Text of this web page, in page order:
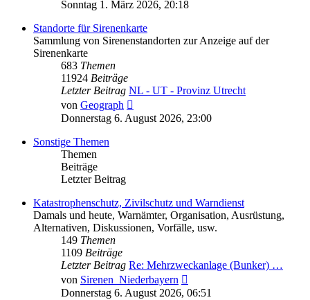
Sonntag 1. März 2026, 20:18
Standorte für Sirenenkarte
Sammlung von Sirenenstandorten zur Anzeige auf der
Sirenenkarte
683 Themen
11924 Beiträge
Letzter Beitrag NL - UT - Provinz Utrecht
von Geograph
Beitrag
Donnerstag 6. August 2026, 23:00
Sonstige Themen
Themen
Beiträge
Letzter Beitrag
Katastrophenschutz, Zivilschutz und Warndienst
Damals und heute, Warnämter, Organisation, Ausrüstung,
Alternativen, Diskussionen, Vorfälle, usw.
149 Themen
1109 Beiträge
Letzter Beitrag Re: Mehrzweckanlage (Bunker) …
von Sirenen_Niederbayern
Beitrag
Donnerstag 6. August 2026, 06:51